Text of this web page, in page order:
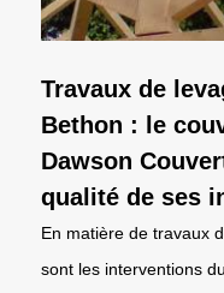
Travaux de
Bethon : le
Dawson
qualité de ses
En matière de travaux
sont les interventions